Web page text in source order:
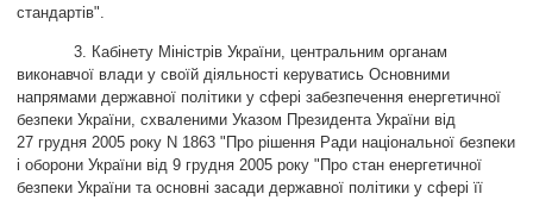
стандартів"
3. Кабінету Міністрів України, центральним органам
виконавчої влади у своїй діяльності керуватись Основними
напрямами державної політики у сфері забезпечення енергетичної
безпеки України, схваленими Указом Президента України від
27 грудня 2005 року N 1863 "Про рішення Ради національної безпеки
і оборони України від 9 грудня 2005 року "Про стан енергетичної
безпеки України та основні засади державної політики у сфері її